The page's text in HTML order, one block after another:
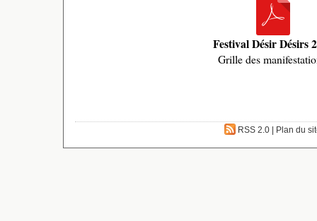
Festival Désir Désirs
Grille des
RSS 2.0 | Plan du